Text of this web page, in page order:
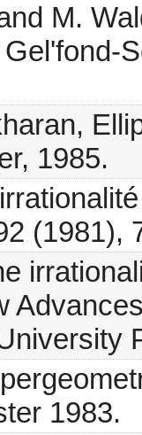
M.
1985.
(1981),
1983.